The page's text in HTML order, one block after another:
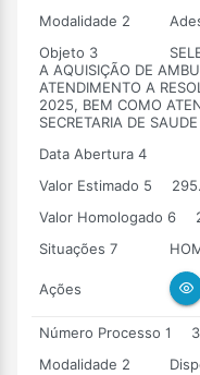
Modalidade 2
Objeto 3
A AQUISIÇÃO DE
ATENDIMENTO A
2025, BEM COMO
SECRETARIA DE
Data Abertura 4
Valor Estimado 5
Valor Homologado 6
Situações 7
Ações
Número Processo 1
3
Modalidade 2